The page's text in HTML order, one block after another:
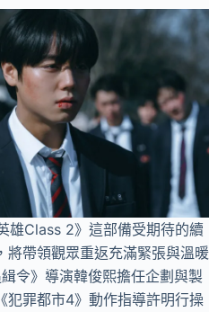
雄Class 2》這部備受期待的續
將帶領觀眾重返充滿緊張與溫暖
令》導演韓俊熙擔任企劃與製
犯罪都市4》動作指導許明行操